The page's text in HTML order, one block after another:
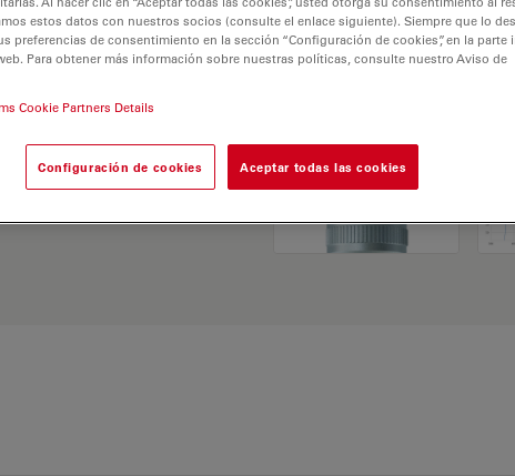
nuestroBuscador
y encuentre la
estos datos con nuestros socios (consulte el enlace siguiente). Siempre que lo
preferencias de consentimiento en la sección “Configuración de cookies”, en la parte
Para obtener más información sobre nuestras políticas, consulte nuestro Aviso de
Cookie Partners Details
Configuración de cookies Aceptar todas las cookies